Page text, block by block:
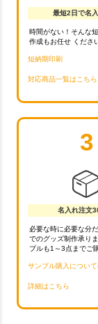
最短2日で名
時間がない！そんな
作成もお任せ くださ
短納期印刷
対応商品一覧はこちら
3
名入れ注文
必要な時に必要な分
でのグッズ制作承り
プルも1～3点までご
サンプル購入につい
詳細はこちら